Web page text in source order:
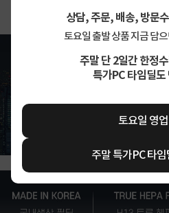
상담, 주문, 배송, 방문
토요일 출발 상품 지금 담
주말 단 2일간 한정
특가PC 타임딜도
토요일 영
주말 특가PC 타임